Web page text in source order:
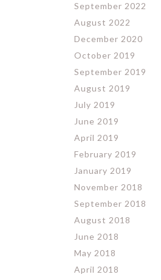
September 2022
August 2022
December 2020
October 2019
September 2019
August 2019
July 2019
June 2019
April 2019
February 2019
January 2019
November 2018
September 2018
August 2018
June 2018
May 2018
April 2018